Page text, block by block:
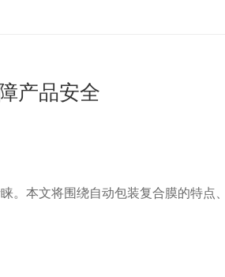
产品安全
。本文将围绕自动包装复合膜的特点